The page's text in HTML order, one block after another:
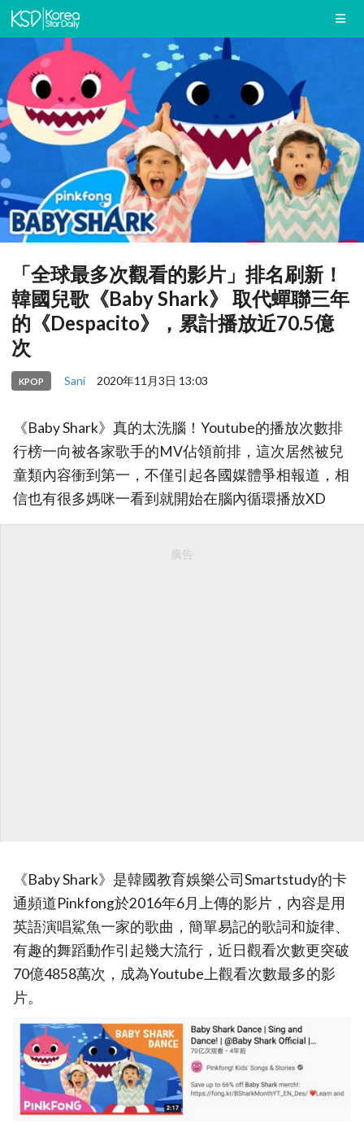
「全球最多次觀看的影片」排名刷新！
韓國兒歌《Baby Shark》 取代蟬聯三年
的《Despacito》，累計播放近70.5億
次
KPOP Sani 2020年11月3日 13:03
《Baby Shark》真的太洗腦！Youtube的播放次數排
行榜一向被各家歌手的MV佔領前排，這次居然被兒
童類內容衝到第一，不僅引起各國媒體爭相報道，相
信也有很多媽咪一看到就開始在腦內循環播放XD
廣告
《Baby Shark》是韓國教育娛樂公司Smartstudy的卡
通頻道Pinkfong於2016年6月上傳的影片，內容是用
英語演唱鯊魚一家的歌曲，簡單易記的歌詞和旋律、
有趣的舞蹈動作引起幾大流行，近日觀看次數更突破
70億4858萬次，成為Youtube上觀看次數最多的影
片。